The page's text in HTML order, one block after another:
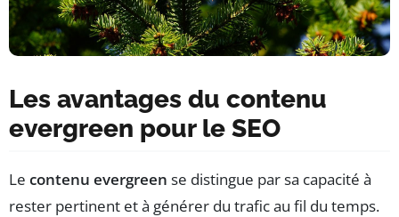
Les avantages du contenu
evergreen pour le SEO
Le contenu evergreen se distingue par sa capacité à
rester pertinent et à générer du trafic au fil du temps.